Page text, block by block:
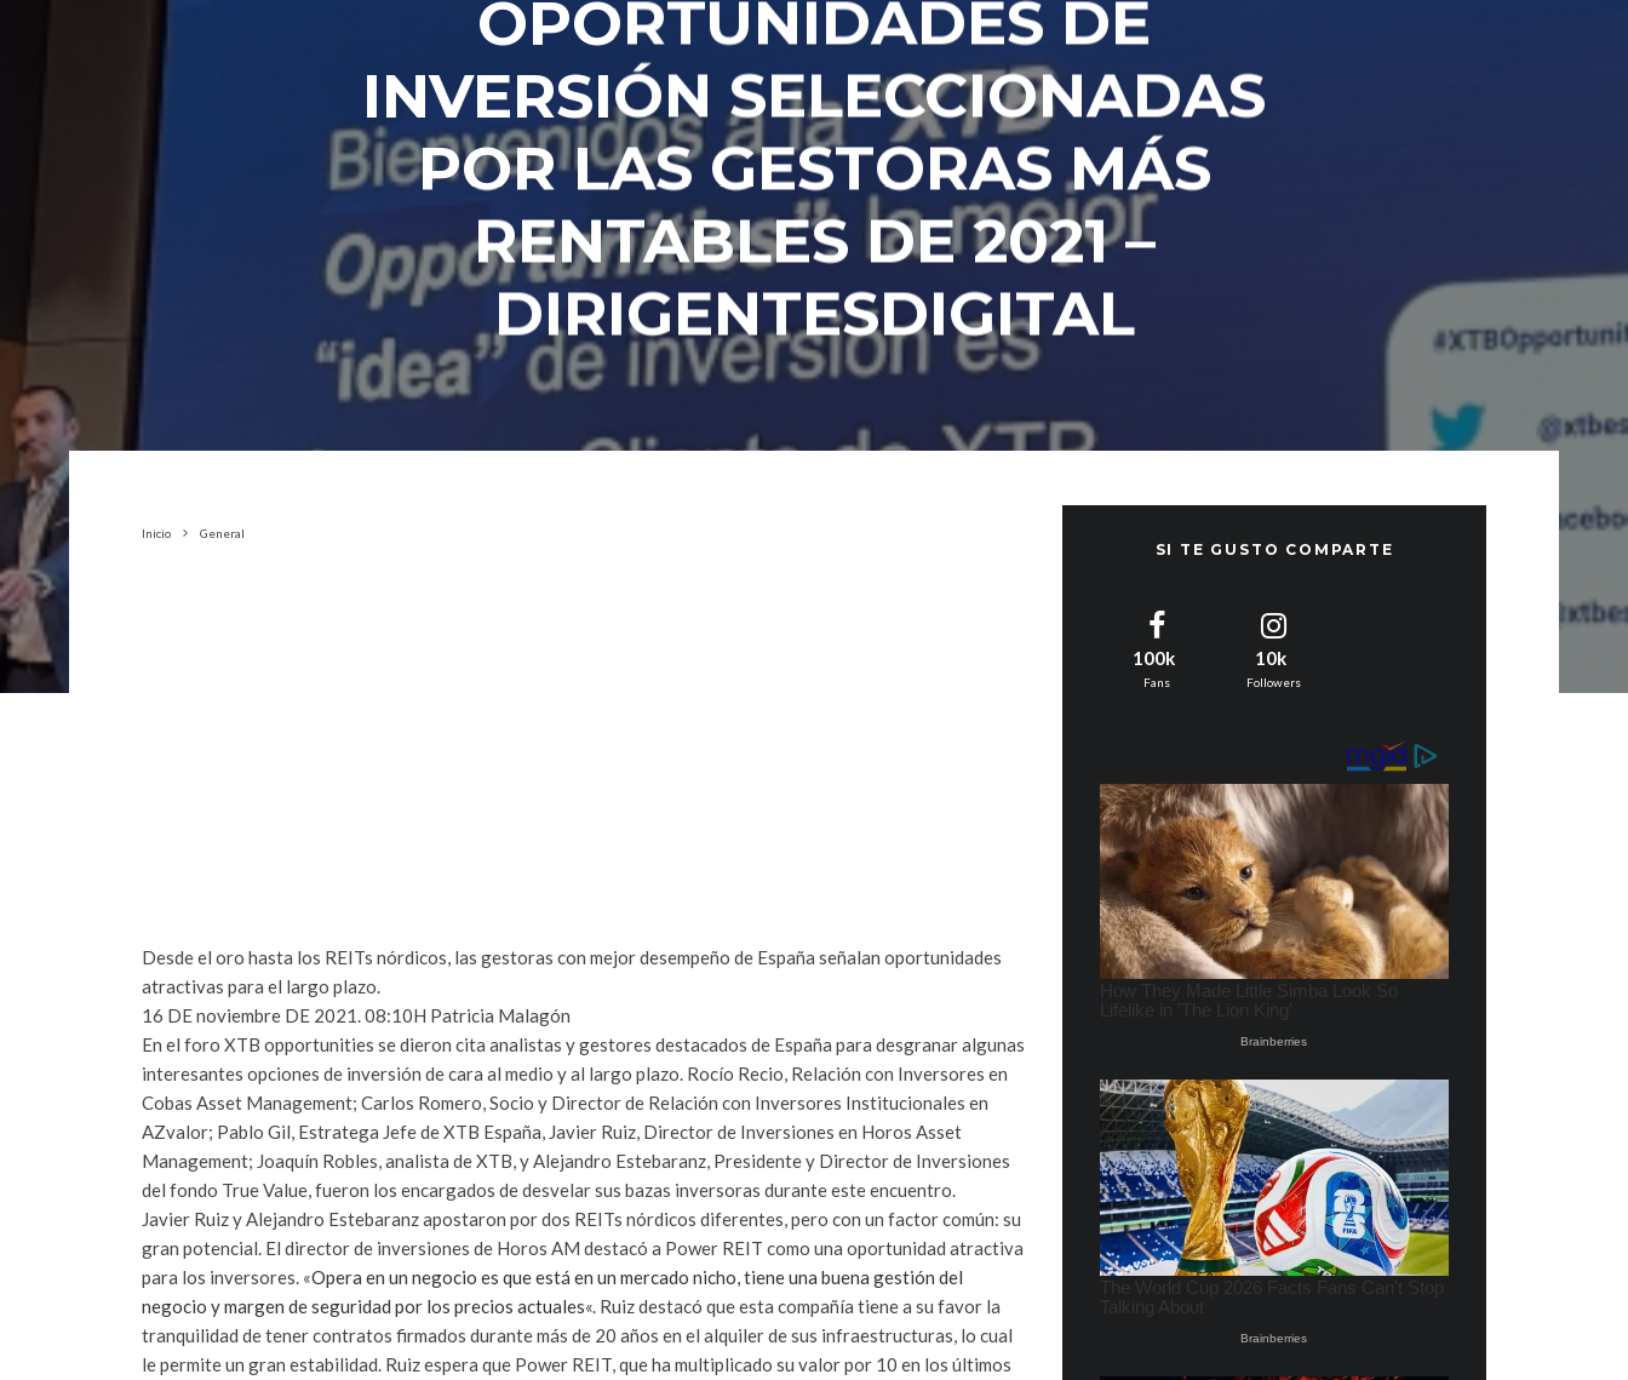
OPORTUNIDADES DE
INVERSIÓN SELECCIONADAS
POR LAS GESTORAS MÁS
RENTABLES DE 2021 –
DIRIGENTESDIGITAL
Inicio General
Desde el oro hasta los REITs nórdicos, las gestoras con mejor desempeño de España señalan oportunidades
atractivas para el largo plazo.
16 DE noviembre DE 2021. 08:10H Patricia Malagón
En el foro XTB opportunities se dieron cita analistas y gestores destacados de España para desgranar algunas
interesantes opciones de inversión de cara al medio y al largo plazo. Rocío Recio, Relación con Inversores en
Cobas Asset Management; Carlos Romero, Socio y Director de Relación con Inversores Institucionales en
AZvalor; Pablo Gil, Estratega Jefe de XTB España, Javier Ruiz, Director de Inversiones en Horos Asset
Management; Joaquín Robles, analista de XTB, y Alejandro Estebaranz, Presidente y Director de Inversiones
del fondo True Value, fueron los encargados de desvelar sus bazas inversoras durante este encuentro.
Javier Ruiz y Alejandro Estebaranz apostaron por dos REITs nórdicos diferentes, pero con un factor común: su
gran potencial. El director de inversiones de Horos AM destacó a Power REIT como una oportunidad atractiva
para los inversores. «Opera en un negocio es que está en un mercado nicho, tiene una buena gestión del
negocio y margen de seguridad por los precios actuales«. Ruiz destacó que esta compañía tiene a su favor la
tranquilidad de tener contratos firmados durante más de 20 años en el alquiler de sus infraestructuras, lo cual
le permite un gran estabilidad. Ruiz espera que Power REIT, que ha multiplicado su valor por 10 en los últimos
SI TE GUSTO COMPARTE
100k
Fans
10k
Followers